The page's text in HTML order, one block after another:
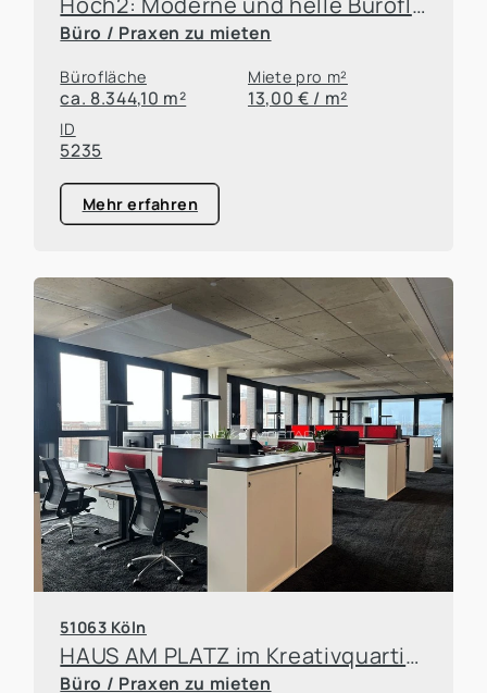
Büro / Praxen zu mieten
Bürofläche
ca. 8.344,10 m²
Miete pro m²
13,00 € / m²
ID
5235
Mehr erfahren
51063 Köln
HAUS AM PLATZ im Kreativquartier Schanzenstraße
Büro / Praxen zu mieten